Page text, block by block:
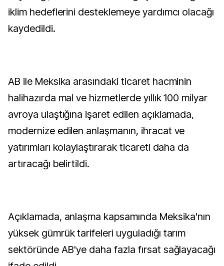
iklim hedeflerini desteklemeye yardımcı olacağı
kaydedildi.
AB ile Meksika arasındaki ticaret hacminin
halihazırda mal ve hizmetlerde yıllık 100 milyar
avroya ulaştığına işaret edilen açıklamada,
modernize edilen anlaşmanın, ihracat ve
yatırımları kolaylaştırarak ticareti daha da
artıracağı belirtildi.
Açıklamada, anlaşma kapsamında Meksika'nın
yüksek gümrük tarifeleri uyguladığı tarım
sektöründe AB'ye daha fazla fırsat sağlayacağı